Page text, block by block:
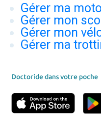
Gérer ma moto
Gérer mon
Gérer mon
Gérer ma
Doctoride dans votre poche